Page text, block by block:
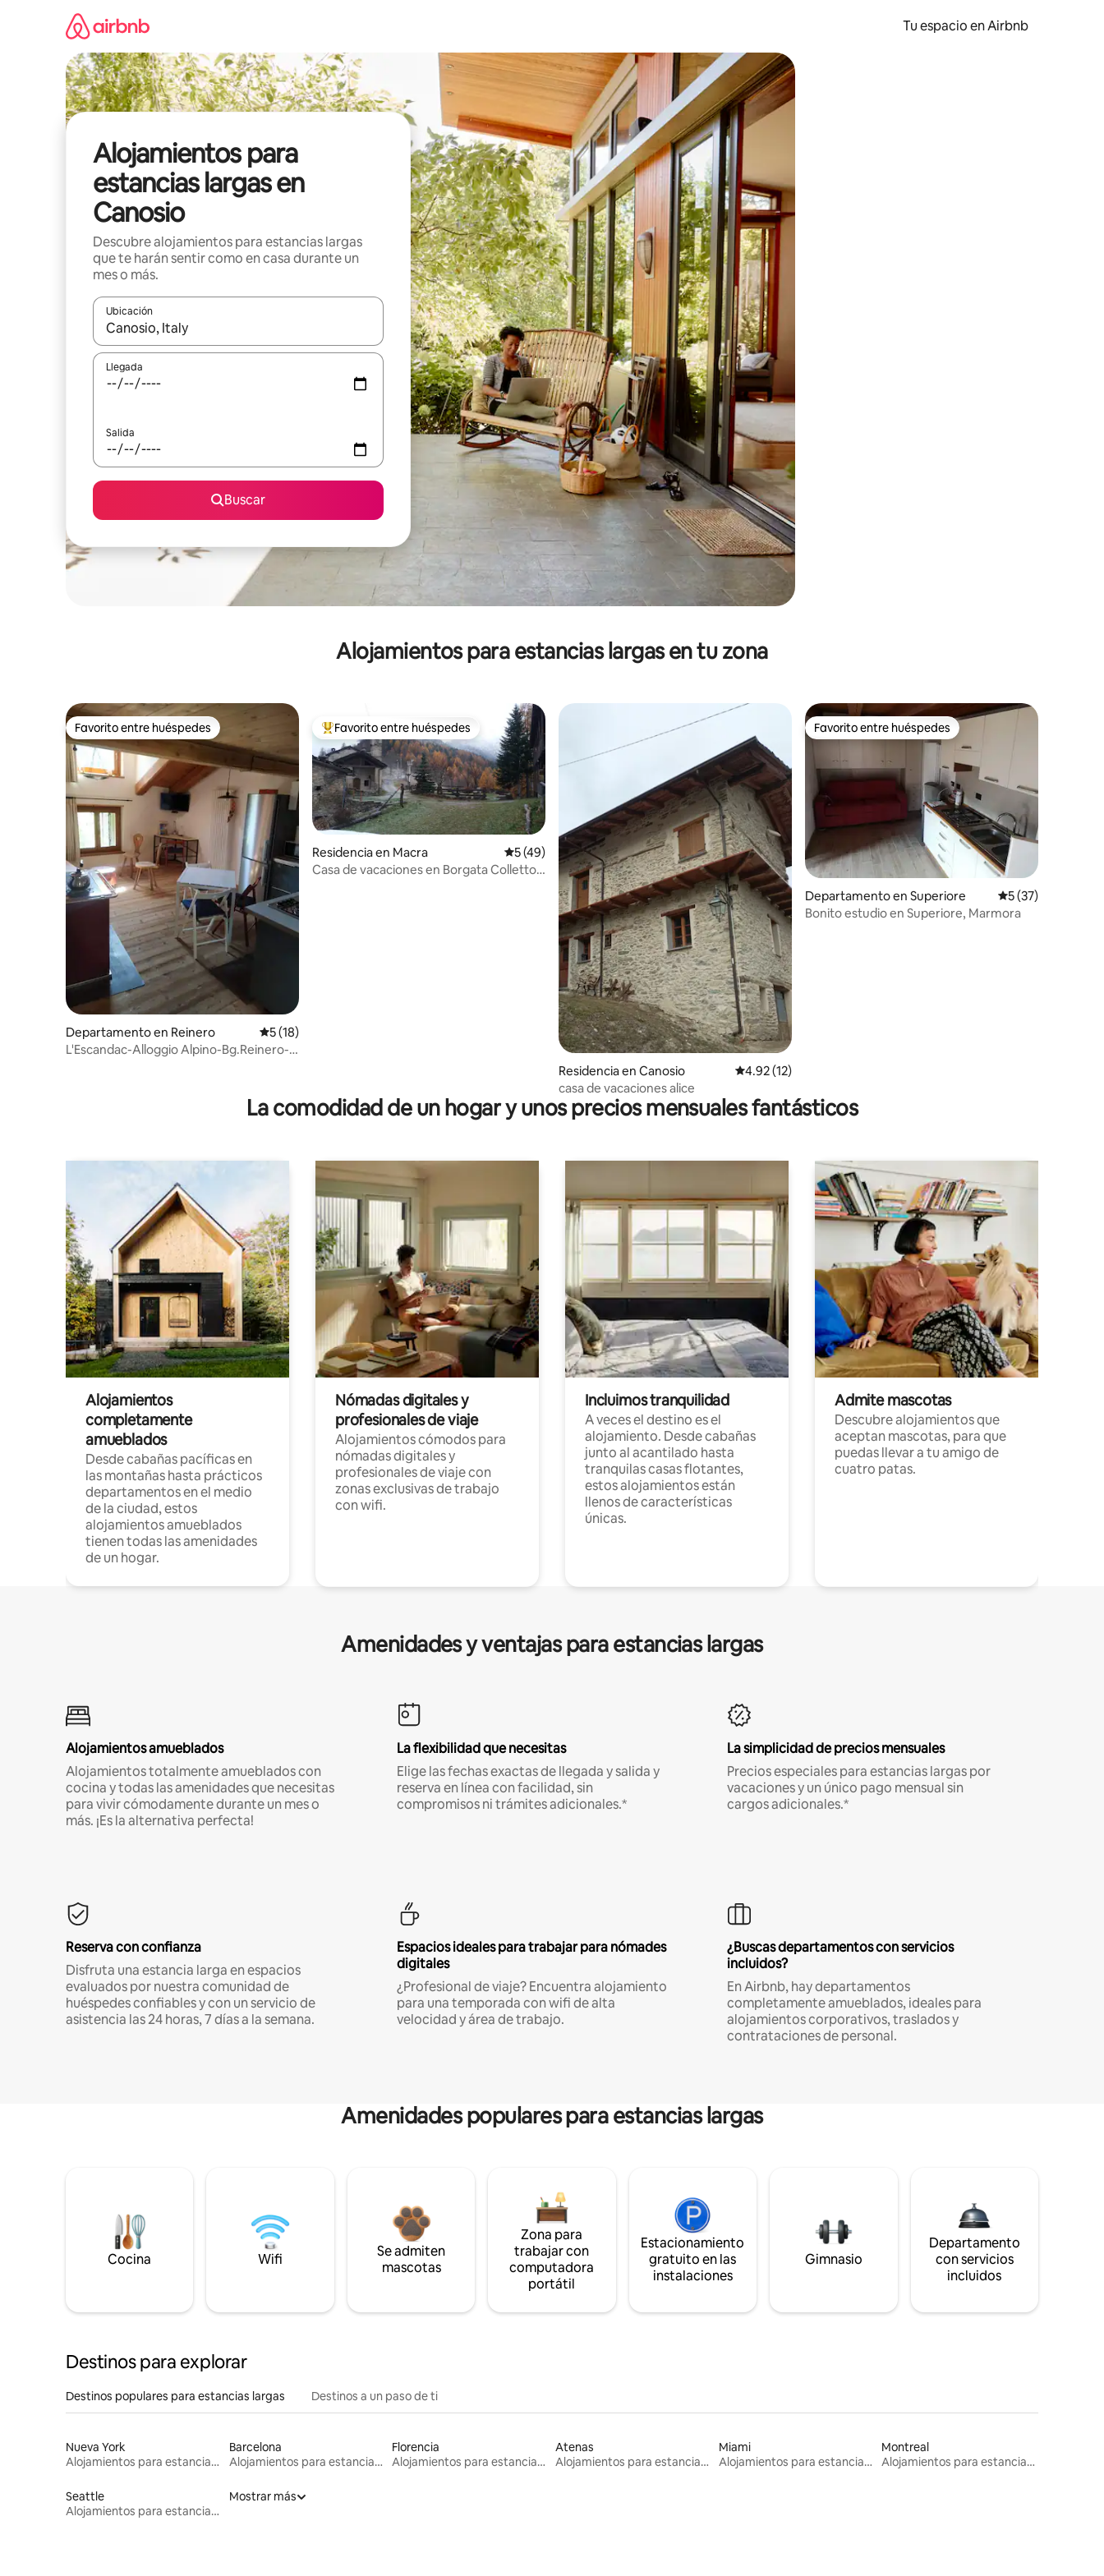
Tu espacio en Airbnb
Alojamientos para
estancias largas en
Canosio
Descubre alojamientos para estancias largas
que te harán sentir como en casa durante un
mes o más.
Ubicación
Cuando los resultados estén disponibles, podrás navegar usando las teclas de las flechas hacia arriba y hacia abajo, o bien tocando y deslizando la pantalla.
Llegada
Salida
Buscar
Alojamientos para estancias largas en tu zona
Favorito entre huéspedes
Favorito entre huéspedes
Departamento en Reinero Calificación promedio: 5 de 5; 18 evaluaciones
5 (18)
L'Escandac-Alloggio Alpino-Bg.Reinero-
De los mejores en Favorito entre huéspedes
Favorito entre huéspedes
Residencia en Macra Calificación promedio: 5 de 5; 49 evaluaciones
5 (49)
Casa de vacaciones en Borgata Colletto
Residencia en Canosio Calificación promedio: 4.92 de 5; 12 evaluaciones
4.92 (12)
casa de vacaciones alice
Favorito entre huéspedes
Favorito entre huéspedes
Departamento en Superiore Calificación
5 (37)
Bonito estudio en Superiore, Marmora
La comodidad de un hogar y unos precios mensuales fantásticos
Alojamientos
completamente
amueblados
Desde cabañas pacíficas en
las montañas hasta prácticos
departamentos en el medio
de la ciudad, estos
alojamientos amueblados
tienen todas las amenidades
de un hogar.
Nómadas digitales y
profesionales de viaje
Alojamientos cómodos para
nómadas digitales y
profesionales de viaje con
zonas exclusivas de trabajo
con wifi.
Incluimos tranquilidad
A veces el destino es el
alojamiento. Desde cabañas
junto al acantilado hasta
tranquilas casas flotantes,
estos alojamientos están
llenos de características
únicas.
Admite mascotas
Descubre alojamientos que
aceptan mascotas, para que
puedas llevar a tu amigo de
cuatro patas.
Amenidades y ventajas para estancias largas
Alojamientos amueblados
Alojamientos totalmente amueblados con
cocina y todas las amenidades que necesitas
para vivir cómodamente durante un mes o
más. ¡Es la alternativa perfecta!
La flexibilidad que necesitas
Elige las fechas exactas de llegada y salida y
reserva en línea con facilidad, sin
compromisos ni trámites adicionales.*
La simplicidad de precios mensuales
Precios especiales para estancias largas por
vacaciones y un único pago mensual sin
cargos adicionales.*
Reserva con confianza
Disfruta una estancia larga en espacios
evaluados por nuestra comunidad de
huéspedes confiables y con un servicio de
asistencia las 24 horas, 7 días a la semana.
Espacios ideales para trabajar para nómades
digitales
¿Profesional de viaje? Encuentra alojamiento
para una temporada con wifi de alta
velocidad y área de trabajo.
¿Buscas departamentos con servicios
incluidos?
En Airbnb, hay departamentos
completamente amueblados, ideales para
alojamientos corporativos, traslados y
contrataciones de personal.
Amenidades populares para estancias largas
Cocina Wifi
Se admiten
mascotas
Zona para
trabajar con
computadora
portátil
Estacionamiento
gratuito en las
instalaciones
Gimnasio
Departamento
con servicios
incluidos
Destinos para explorar
Destinos populares para estancias largas Destinos a un paso de ti
Nueva York
Alojamientos para estancias largas
Barcelona
Alojamientos para estancias largas
Florencia
Alojamientos para estancias largas
Atenas
Alojamientos para estancias largas
Miami
Alojamientos para estancias largas
Montreal
Alojamientos para estancias largas
Seattle
Alojamientos para estancias largas
Mostrar más